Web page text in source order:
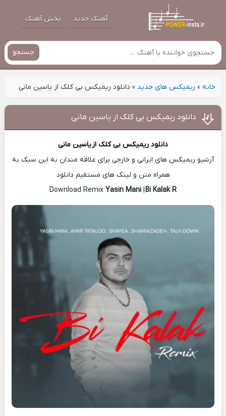
آهنگ جدید پخش آهنگ
جستجو
خانه» ریمیکس های جدید » دانلود ریمیکس بی کلک از یاسین مانی
دانلود ریمیکس بی کلک از یاسین مانی
دانلود ریمیکس بی کلک ازیاسین مانی
آرشیو ریمیکس های ایرانی و خارجی برای علاقه مندان به این سبک به
همراه متن و لینک های مستقیم دانلود
Download Remix
Yasin Mani|Bi Kalak R